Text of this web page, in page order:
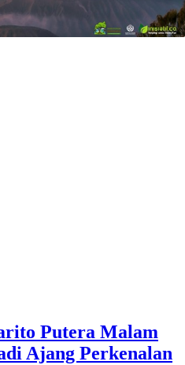
Putera Malam
Ajang Perkenalan